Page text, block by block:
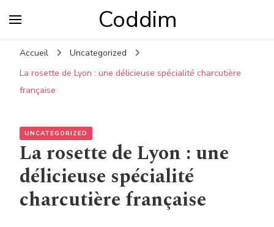
Coddim
Accueil
Uncategorized
La rosette de Lyon : une délicieuse spécialité charcutière
française
UNCATEGORIZED
La rosette de Lyon : une
délicieuse spécialité
charcutière française